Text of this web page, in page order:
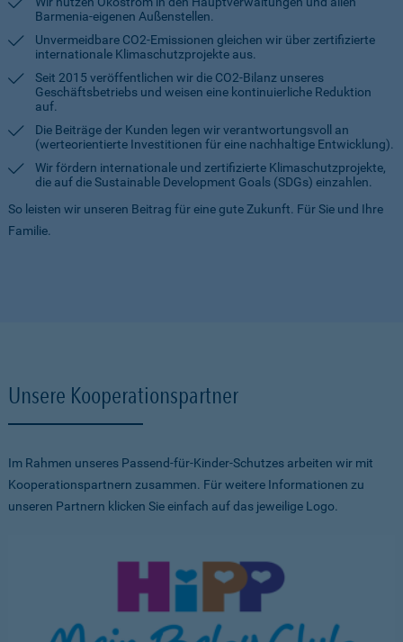
Barmenia-eigenen Außenstellen.
Unvermeidbare CO2-Emissionen gleichen wir über zertifizierte
internationale Klimaschutzprojekte aus.
Seit 2015 veröffentlichen wir die CO2-Bilanz unseres
Geschäftsbetriebs und weisen eine kontinuierliche Reduktion
auf.
Die Beiträge der Kunden legen wir verantwortungsvoll an
(werteorientierte Investitionen für eine nachhaltige Entwicklung).
Wir fördern internationale und zertifizierte Klimaschutzprojekte,
die auf die Sustainable Development Goals (SDGs) einzahlen.
So leisten wir unseren Beitrag für eine gute Zukunft. Für Sie und Ihre
Familie.
Unsere Kooperationspartner
Im Rahmen unseres Passend-für-Kinder-Schutzes arbeiten wir mit
Kooperationspartnern zusammen. Für weitere Informationen zu
unseren Partnern klicken Sie einfach auf das jeweilige Logo.